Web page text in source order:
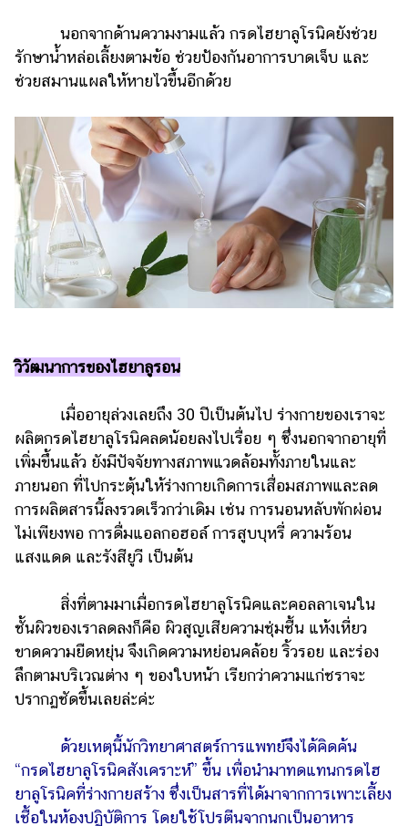
แม่
และ
สัตว์
เลี้ยง
Infographic
บริการ
แอปฯ
กระปุก
ออนไลน์
ติดต่อ
โฆษณา
แจ้ง
ปัญหา
ร่วม
เรา
นอกจากด้านความงามแล้ว กรดไฮยาลูโรนิคยังช่วย
รักษาน้ำหล่อเลี้ยงตามข้อ ช่วยป้องกันอาการบาดเจ็บ และ
ช่วยสมานแผลให้หายไวขึ้นอีกด้วย
วิวัฒนาการของไฮยาลูรอน
เมื่ออายุล่วงเลยถึง 30 ปีเป็นต้นไป ร่างกายของเราจะ
ผลิตกรดไฮยาลูโรนิคลดน้อยลงไปเรื่อย ๆ ซึ่งนอกจากอายุที่
เพิ่มขึ้นแล้ว ยังมีปัจจัยทางสภาพแวดล้อมทั้งภายในและ
ภายนอก ที่ไปกระตุ้นให้ร่างกายเกิดการเสื่อมสภาพและลด
การผลิตสารนี้ลงรวดเร็วกว่าเดิม เช่น การนอนหลับพักผ่อน
ไม่เพียงพอ การดื่มแอลกอฮอล์ การสูบบุหรี่ ความร้อน
แสงแดด และรังสียูวี เป็นต้น
สิ่งที่ตามมาเมื่อกรดไฮยาลูโรนิคและคอลลาเจนใน
ชั้นผิวของเราลดลงก็คือ ผิวสูญเสียความชุ่มชื้น แห้งเหี่ยว
ขาดความยืดหยุ่น จึงเกิดความหย่อนคล้อย ริ้วรอย และร่อง
ลึกตามบริเวณต่าง ๆ ของใบหน้า เรียกว่าความแก่ชราจะ
ปรากฏชัดขึ้นเลยล่ะค่ะ
ด้วยเหตุนี้นักวิทยาศาสตร์การแพทย์จึงได้คิดค้น
“กรดไฮยาลูโรนิคสังเคราะห์” ขึ้น เพื่อนำมาทดแทนกรดไฮ
ยาลูโรนิคที่ร่างกายสร้าง ซึ่งเป็นสารที่ได้มาจากการเพาะเลี้ยง
เชื้อในห้องปฏิบัติการ โดยใช้โปรตีนจากนกเป็นอาหาร